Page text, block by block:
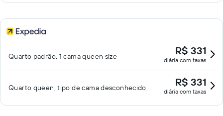
Quarto padrão, 1 cama queen size R$ 331
diária com taxas
Quarto queen, tipo de cama desconhecido R$ 331
diária com taxas